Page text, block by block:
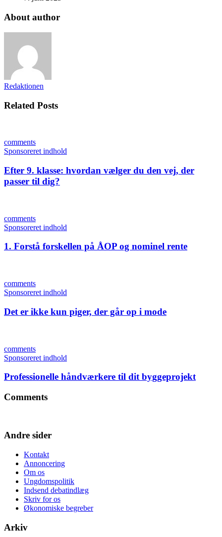
About author
Redaktionen
Related Posts
comments
Sponsoreret indhold
Efter 9. klasse: hvordan vælger du den vej, der
passer til dig?
comments
Sponsoreret indhold
1. Forstå forskellen på ÅOP og nominel rente
comments
Sponsoreret indhold
Det er ikke kun piger, der går op i mode
comments
Sponsoreret indhold
Professionelle håndværkere til dit byggeprojekt
Comments
Andre sider
Kontakt
Annoncering
Om os
Ungdomspolitik
Indsend debatindlæg
Skriv for os
Økonomiske begreber
Arkiv